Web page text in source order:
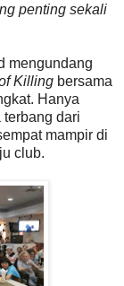
penting sekali
mengundang
Killing bersama
Hanya
dari
mampir di
club.